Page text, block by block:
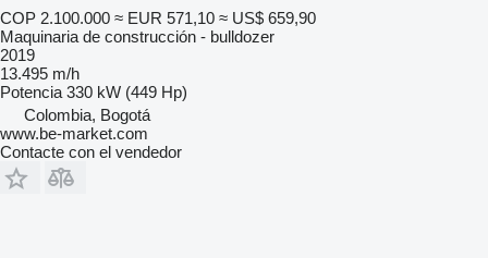
COP 2.100.000 ≈ EUR 571,10 ≈ US$ 659,90
Maquinaria de construcción - bulldozer
2019
13.495 m/h
Potencia 330 kW (449 Hp)
Colombia, Bogotá
www.be-market.com
Contacte con el vendedor